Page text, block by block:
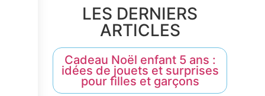
LES DERNIERS
ARTICLES
Cadeau Noël enfant 5 ans :
idées de jouets et surprises
pour filles et garçons